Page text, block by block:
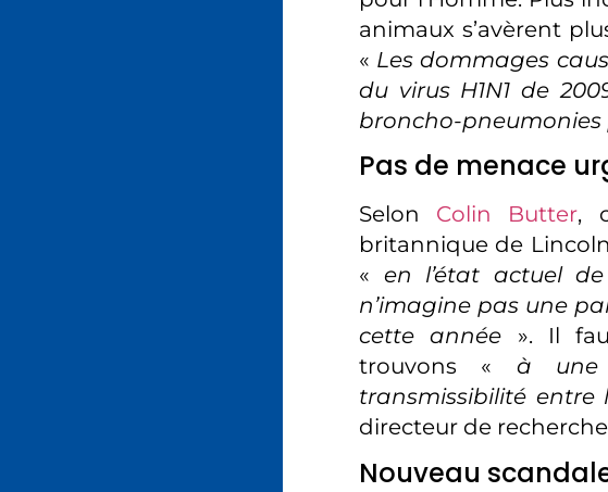
animaux s’avèrent
« Les dommages
du virus H1N1 de
broncho-pneumonies
Pas de menace
Selon Colin Butter,
britannique de
« en l’état actuel
n’imagine pas une
cette année ». Il
trouvons « à une
transmissibilité entre
directeur de recherche
Nouveau